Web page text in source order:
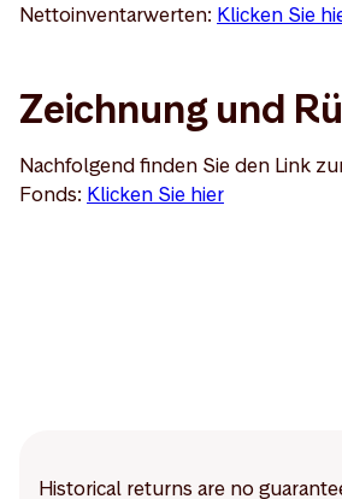
Nettoinventarwerten: Klicken Sie
Zeichnung und
Nachfolgend finden Sie den Link
Fonds: Klicken Sie hier
Historical returns are no